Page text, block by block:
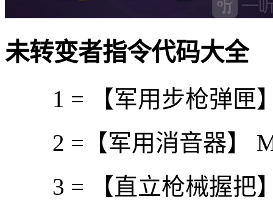
未转变者指令代码大全
1 = 【军用步枪弹匣】
2 =【军用消音器】
3 = 【直立枪械握把】